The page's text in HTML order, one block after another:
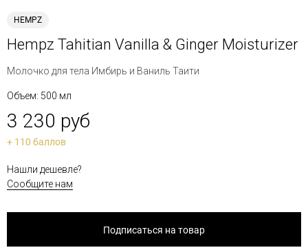
HEMPZ
Hempz Tahitian Vanilla & Ginger Moisturizer
Молочко для тела Имбирь и Ваниль Таити
Объем: 500 мл
3 230 руб
+ 110 баллов
Нашли дешевле?
Сообщите нам
Подписаться на товар